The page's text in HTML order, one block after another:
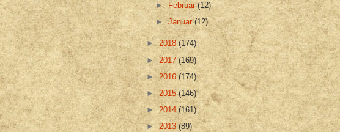
► Februar(12)
►Januar(12)
►2018(174)
►2017(169)
►2016 (174)
►2015(146)
►2014(161)
►2013(89)